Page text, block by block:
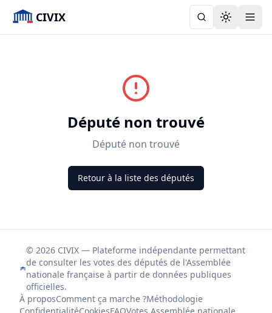
CIVIX Toggle
Député non trouvé
Député non trouvé
Retour à la liste des députés
© 2026 CIVIX — Plateforme indépendante permettant
de consulter les votes des députés de l'Assemblée
nationale française à partir de données publiques
officielles.
À proposComment ça marche ?Méthodologie